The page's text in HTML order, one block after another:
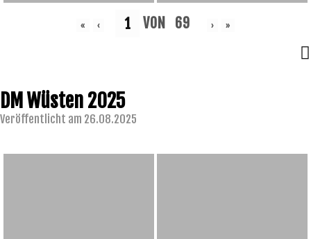
« ‹ VON 69 › »
DM Wüsten 2025
Veröffentlicht am 26.08.2025